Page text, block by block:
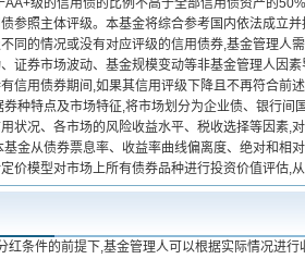
级的信用债的比例不高于全部信用债资产的
参照主体评级。本基金将综合参考国内依法成立
同的情况或没有对应评级的信用债券,基金管理人
证券市场波动、基金规模变动等非基金管理人因
信用债券期间,如果其信用评级下降且不再符合前
种特点及市场特征,将市场划分为企业债、银行
状况、各市场的风险收益水平、税收选择等因素,
金从债券票息率、收益率曲线偏离度、绝对和相
价模型对市场上所有债券品种进行投资价值评估,
红条件的前提下,基金管理人可以根据实际情况进